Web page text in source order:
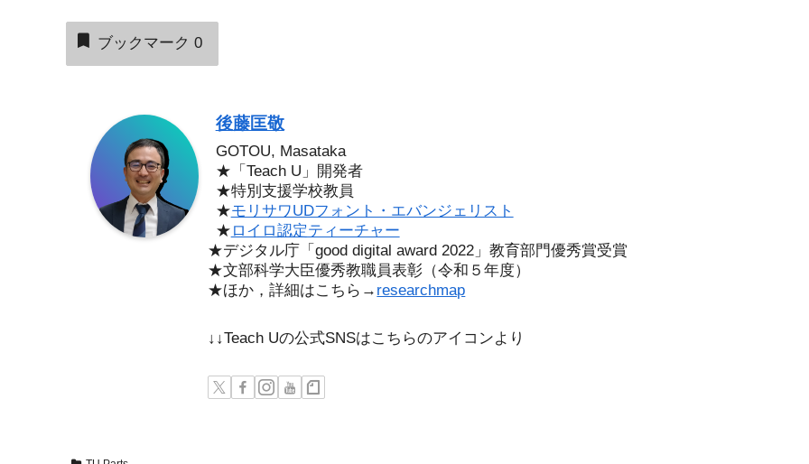
ブックマーク 0
後藤匡敬
GOTOU, Masataka
★「Teach U」開発者
★特別支援学校教員
★モリサワUDフォント・エバンジェリスト
★ ロイロ認定ティーチャー
★デジタル庁「good digital award 2022」教育部門優秀賞受賞
★文部科学大臣優秀教職員表彰（令和５年度）
★ほか，詳細はこちら→ researchmap
↓↓Teach Uの公式SNSはこちらのアイコンより